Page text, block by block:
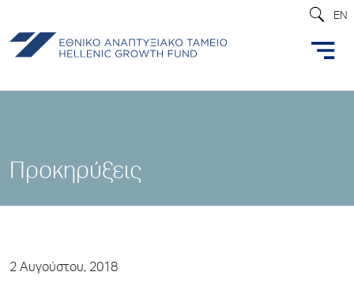
EN
Προκηρύξεις
2 Αυγούστου, 2018